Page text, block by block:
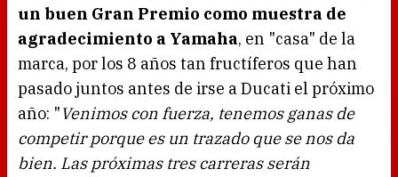
un buen Gran Premio como muestra de
agradecimiento a Yamaha, en "casa" de la
marca, por los 8 años tan fructíferos que han
pasado juntos antes de irse a Ducati el próximo
año: "Venimos con fuerza, tenemos ganas de
competir porque es un trazado que se nos da
bien. Las próximas tres carreras serán